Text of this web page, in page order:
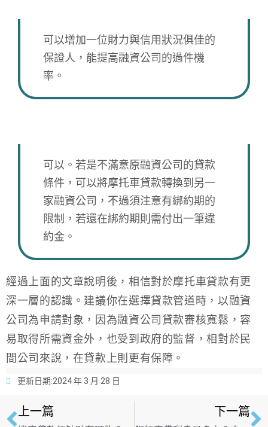
可以增加一位財力與信用狀況俱佳的
保證人，能提高融資公司的過件機
率。
可以。若是不滿意原融資公司的貸款
條件，可以將摩托車貸款轉換到另一
家融資公司，不過須注意有綁約期的
限制，若還在綁約期則需付出一筆違
約金。
經過上面的文章說明後，相信對於摩托車貸款有更
深一層的認識。建議你在選擇貸款管道時，以融資
公司為申請對象，因為融資公司貸款審核寬鬆，容
易取得所需資金外，也受到政府的監督，相對於民
間公司來說，在貸款上則更有保障。
更新日期:2024 年 3 月 28 日
上一篇 下一篇